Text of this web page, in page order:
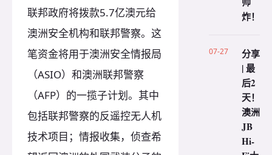
联邦政府将拨款5.7亿澳元给
澳洲安全机构和联邦警察。这
笔资金将用于澳洲安全情报局
（ASIO）和澳洲联邦警察
（AFP）的一揽子计划。其中
包括联邦警察的反遥控无人机
技术项目；情报收集，侦查希
炸！
07-27
分享
| 最
后2
天！
澳洲
JB
Hi-